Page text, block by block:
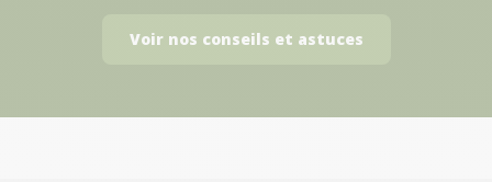
Voir nos conseils et astuces